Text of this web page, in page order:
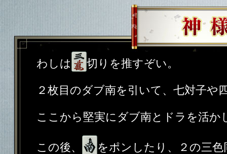
わしは 切りを推すぞい。
２枚目のダブ南を引いて、七対子や
ここから堅実にダブ南とドラを活
この後、 をポンしたり、２の三